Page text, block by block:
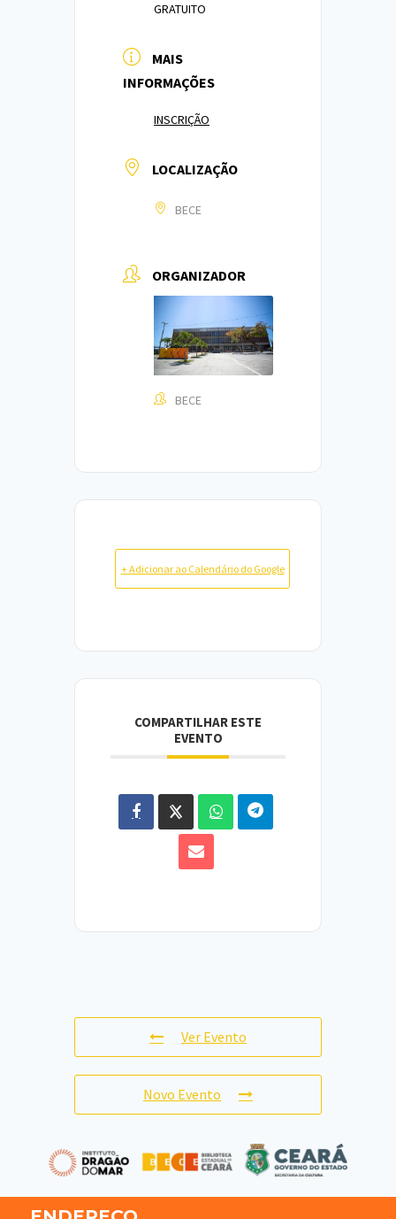
GRATUITO
MAIS
INFORMAÇÕES
INSCRIÇÃO
LOCALIZAÇÃO
BECE
ORGANIZADOR
BECE
+ Adicionar ao Calendário do Google
COMPARTILHAR ESTE
EVENTO
Ver Evento
Novo Evento